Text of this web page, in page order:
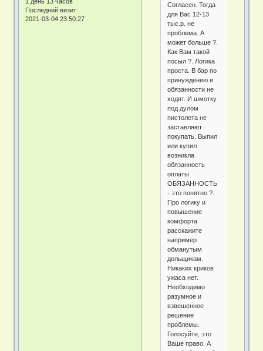
Последний визит:
2021-03-04 23:50:27
Согласен. Тогда
для Вас 12-13
тыс.р. не
проблема. А
может больше ?.
Как Вам такой
посыл ?. Логика
проста. В бар по
принуждению и
обязанности не
ходят. И шмотку
под дулом
пистолета не
заставляют
покупать. Выпил
или купил
возникла
обязанность
оплаты.
ОБЯЗАННОСТЬ
- это понятно ?.
Про логику и
повышение
комфорта
расскажите
например
обманутым
дольщикам.
Никаких криков
ужаса нет.
Необходимо
разумное и
взвешенное
решение
проблемы.
Голосуйте, это
Ваше право. А